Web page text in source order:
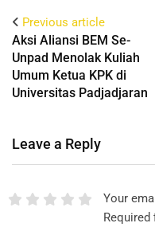
Previous article
Aksi Aliansi BEM Se-
Unpad Menolak Kuliah
Umum Ketua KPK di
Universitas Padjadjaran
Leave a Reply
Your
Required